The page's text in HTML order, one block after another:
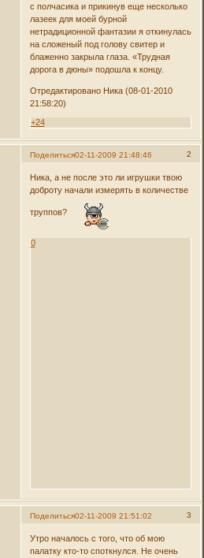
с полчасика и прикинув еще несколько
лазеек для моей бурной
нетрадиционной фантазии я откинулась
на сложеный под голову свитер и
блаженно закрыла глаза. «Трудная
дорога в дюны» подошла к концу.
Отредактировано Ника (08-01-2010
21:58:20)
+24
Поделиться 2
02-11-2009 21:48:46
Ника, а не после это ли игрушки твою
доброту начали измерять в количестве
труппов?
0
Поделиться 3
02-11-2009 21:51:02
Утро началось с того, что об мою
палатку кто-то споткнулся. Не очень